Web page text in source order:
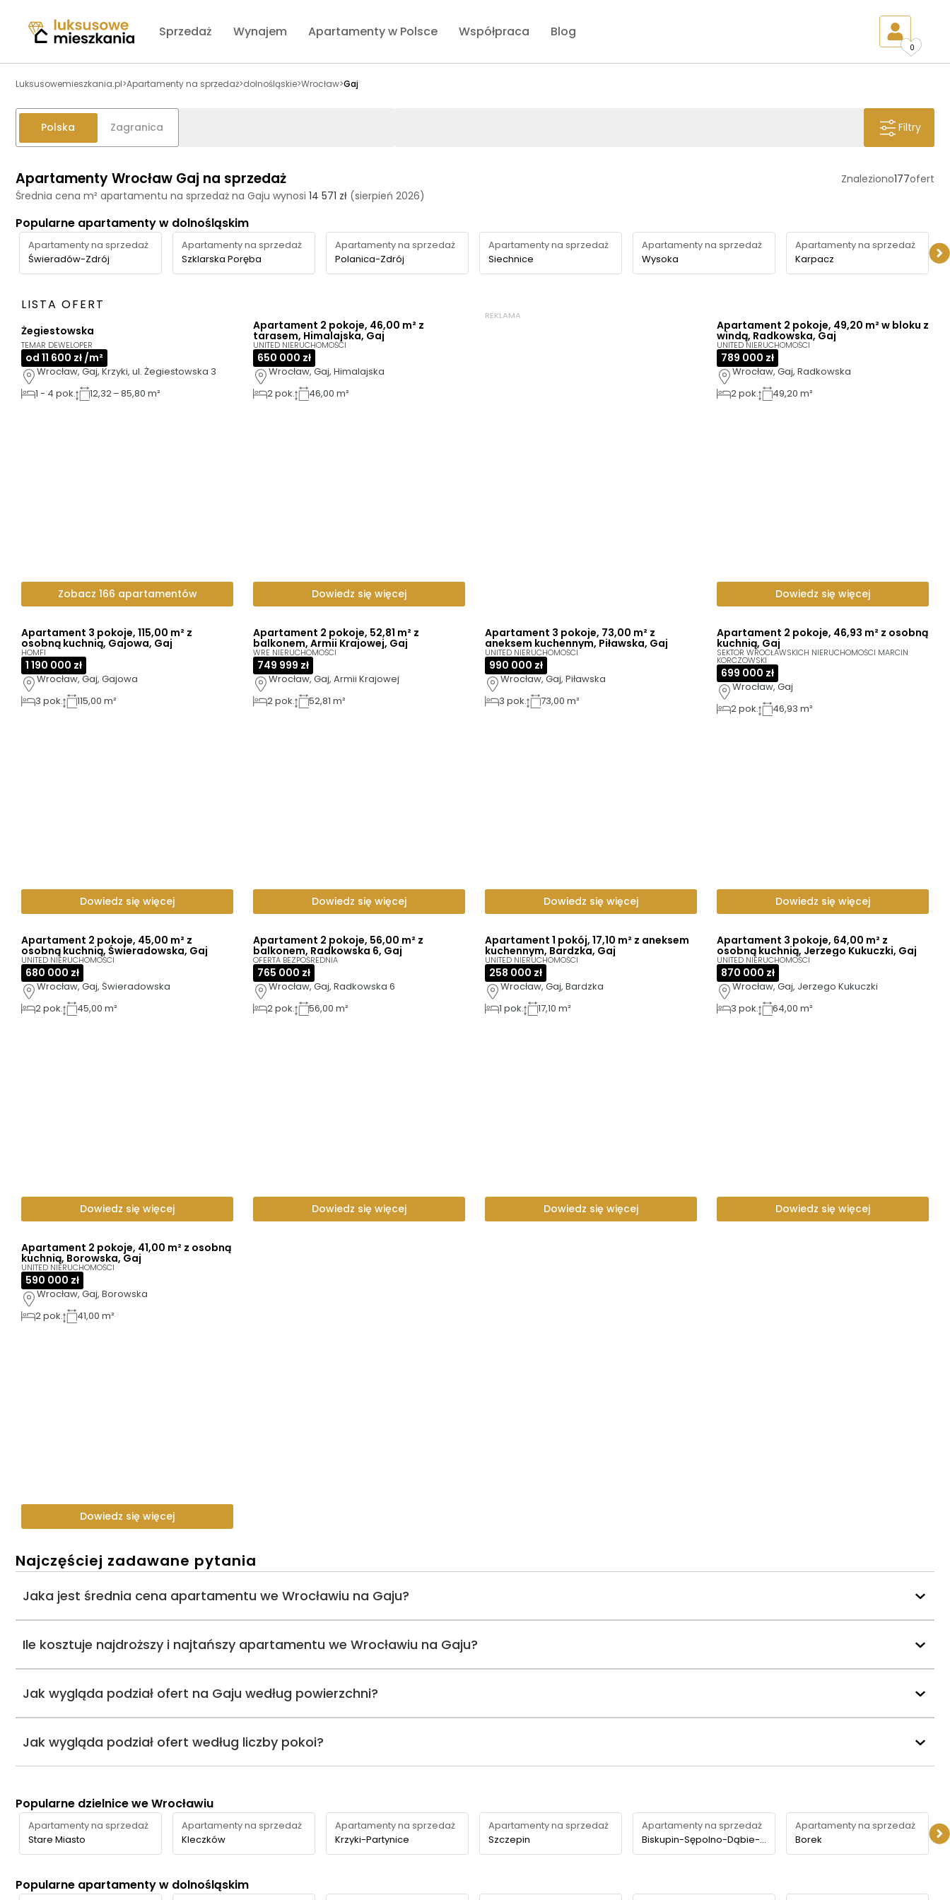
Sprzedaż Wynajem Apartamenty w Polsce Współpraca Blog
0
Luksusowemieszkania.pl>Apartamenty na sprzedaż>dolnośląskie>Wrocław>Gaj
Polska Zagranica Filtry
Apartamenty Wrocław Gaj na sprzedaż
Średnia cena m² apartamentu na sprzedaż na Gaju wynosi 14 571 zł (sierpień 2026)
Znaleziono177ofert
Popularne apartamenty w dolnośląskim
Apartamenty na sprzedaż
Świeradów-Zdrój
Apartamenty na sprzedaż
Szklarska Poręba
Apartamenty na sprzedaż
Polanica-Zdrój
Apartamenty na sprzedaż
Siechnice
Apartamenty na sprzedaż
Wysoka
Apartamenty na sprzedaż
Karpacz
LISTA OFERT
3D AI
Żegiestowska
TEMAR DEWELOPER
od 11 600 zł /m²
Wrocław, Gaj, Krzyki, ul. Żegiestowska 3
1 - 4 pok. 12,32 – 85,80 m²
Zobacz 166 apartamentów
Apartament 2 pokoje, 46,00 m² z
tarasem, Himalajska, Gaj
UNITED NIERUCHOMOŚCI
650 000 zł
Wrocław, Gaj, Himalajska
2pok. 46,00 m²
Dowiedz się więcej
REKLAMA
Apartament 2 pokoje, 49,20 m² w bloku z
windą, Radkowska, Gaj
UNITED NIERUCHOMOŚCI
789 000 zł
Wrocław, Gaj, Radkowska
2pok. 49,20 m²
Dowiedz się więcej
Apartament 3 pokoje, 115,00 m² z
osobną kuchnią, Gajowa, Gaj
HOMFI
1 190 000 zł
Wrocław, Gaj, Gajowa
3 pok. 115,00 m²
Dowiedz się więcej
Apartament 2 pokoje, 52,81 m² z
balkonem, Armii Krajowej, Gaj
WRE NIERUCHOMOŚCI
749 999 zł
Wrocław, Gaj, Armii Krajowej
2pok. 52,81 m²
Dowiedz się więcej
Apartament 3 pokoje, 73,00 m² z
aneksem kuchennym, Piławska, Gaj
UNITED NIERUCHOMOŚCI
990 000 zł
Wrocław, Gaj, Piławska
3 pok. 73,00 m²
Dowiedz się więcej
Apartament 2 pokoje, 46,93 m² z osobną
kuchnią, Gaj
SEKTOR WROCŁAWSKICH NIERUCHOMOŚCI MARCIN
KORCZOWSKI
699 000 zł
Wrocław, Gaj
2pok. 46,93 m²
Dowiedz się więcej
Apartament 2 pokoje, 45,00 m² z
osobną kuchnią, Świeradowska, Gaj
UNITED NIERUCHOMOŚCI
680 000 zł
Wrocław, Gaj, Świeradowska
2pok. 45,00 m²
Dowiedz się więcej
Apartament 2 pokoje, 56,00 m² z
balkonem, Radkowska 6, Gaj
OFERTA BEZPOŚREDNIA
765 000 zł
Wrocław, Gaj, Radkowska 6
2pok. 56,00 m²
Dowiedz się więcej
Apartament 1 pokój, 17,10 m² z aneksem
kuchennym, Bardzka, Gaj
UNITED NIERUCHOMOŚCI
258 000 zł
Wrocław, Gaj, Bardzka
1 pok. 17,10 m²
Dowiedz się więcej
Apartament 3 pokoje, 64,00 m² z
osobną kuchnią, Jerzego Kukuczki, Gaj
UNITED NIERUCHOMOŚCI
870 000 zł
Wrocław, Gaj, Jerzego Kukuczki
3 pok. 64,00 m²
Dowiedz się więcej
Apartament 2 pokoje, 41,00 m² z osobną
kuchnią, Borowska, Gaj
UNITED NIERUCHOMOŚCI
590 000 zł
Wrocław, Gaj, Borowska
2pok. 41,00 m²
Dowiedz się więcej
Najczęściej zadawane pytania
Jaka jest średnia cena apartamentu we Wrocławiu na Gaju?
Ile kosztuje najdroższy i najtańszy apartamentu we Wrocławiu na Gaju?
Jak wygląda podział ofert na Gaju według powierzchni?
Jak wygląda podział ofert według liczby pokoi?
Popularne dzielnice we Wrocławiu
Apartamenty na sprzedaż
Stare Miasto
Apartamenty na sprzedaż
Kleczków
Apartamenty na sprzedaż
Krzyki-Partynice
Apartamenty na sprzedaż
Szczepin
Apartamenty na sprzedaż
Biskupin-Sępolno-Dąbie-Bartoszowice
Apartamenty na sprzedaż
Borek
Popularne apartamenty w dolnośląskim